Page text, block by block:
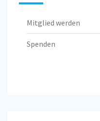
Mitglied werden
Spenden